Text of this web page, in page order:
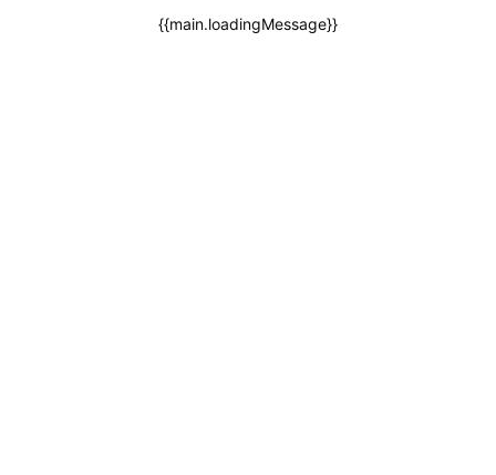
{{main.loadingMessage}}